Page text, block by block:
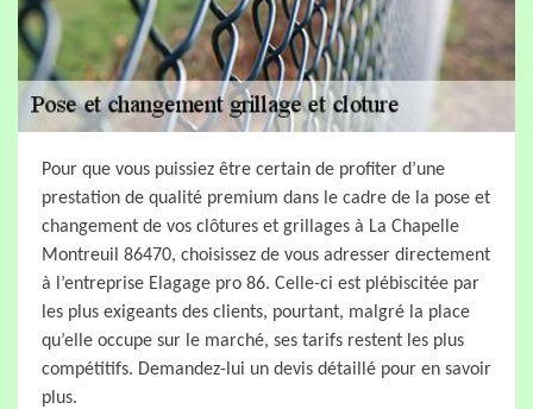
Pour que vous puissiez être certain de profiter d’une
prestation de qualité premium dans le cadre de la pose et
changement de vos clôtures et grillages à La Chapelle
Montreuil 86470, choisissez de vous adresser directement
à l’entreprise Elagage pro 86. Celle-ci est plébiscitée par
les plus exigeants des clients, pourtant, malgré la place
qu’elle occupe sur le marché, ses tarifs restent les plus
compétitifs. Demandez-lui un devis détaillé pour en savoir
plus.